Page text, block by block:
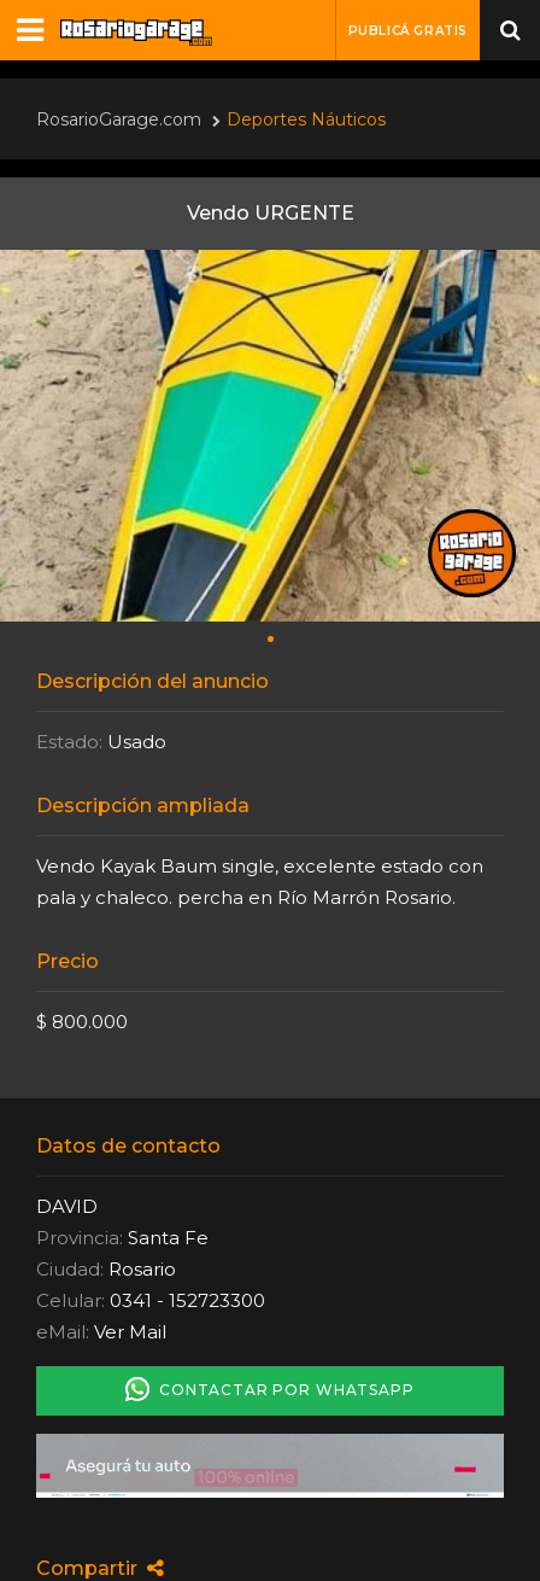
PUBLICÁ GRATIS
RosarioGarage.com Deportes Náuticos
Vendo URGENTE
Descripción del anuncio
Estado: Usado
Descripción ampliada
Vendo Kayak Baum single, excelente estado con
pala y chaleco. percha en Río Marrón Rosario.
Precio
$ 800.000
Datos de contacto
DAVID
Provincia: Santa Fe
Ciudad: Rosario
Celular: 0341 - 152723300
eMail: Ver Mail
CONTACTAR POR WHATSAPP
Compartir